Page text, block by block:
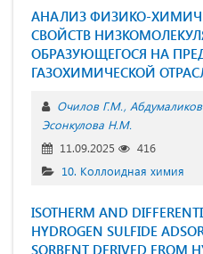
АНАЛИЗ ФИЗИКО-
СВОЙСТВ
ОБРАЗУЮЩЕГОСЯ НА
ГАЗОХИМИЧЕСКОЙ
Очилов Г.М.
Эсонкулова Н.М.
11.09.2025
416
10. Коллоидная химия
ISOTHERM AND
HYDROGEN SULFIDE
SORBENT DERIVED FROM